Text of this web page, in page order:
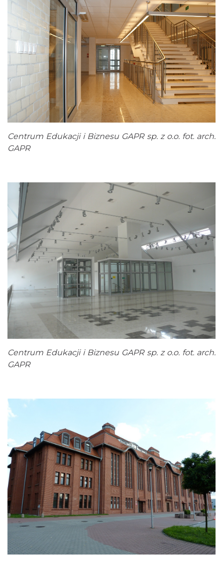
Centrum Edukacji i Biznesu GAPR sp. z o.o. fot. arch.
GAPR
Centrum Edukacji i Biznesu GAPR sp. z o.o. fot. arch.
GAPR